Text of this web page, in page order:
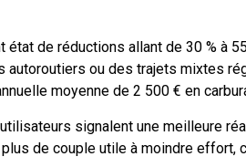
état de réductions allant de 30 % à
autoroutiers ou des trajets mixtes
moyenne de 2 500 € en
signalent une meilleure
de couple utile à moindre effort,